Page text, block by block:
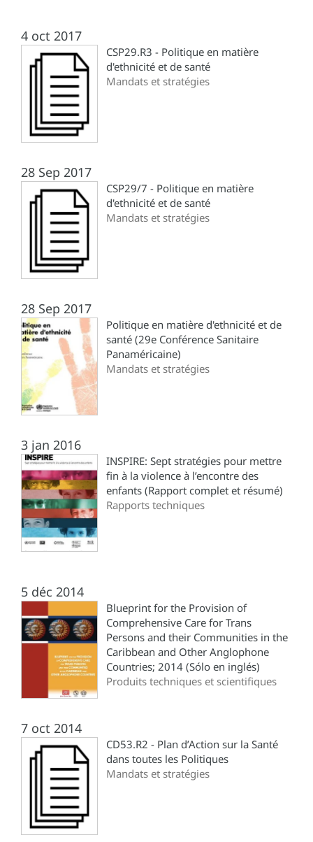
4 oct 2017
CSP29.R3 - Politique en matière
d'ethnicité et de santé
Mandats et stratégies
28 Sep 2017
CSP29/7 - Politique en matière
d'ethnicité et de santé
Mandats et stratégies
28 Sep 2017
Politique en matière d'ethnicité et de
santé (29e Conférence Sanitaire
Panaméricaine)
Mandats et stratégies
3 jan 2016
INSPIRE: Sept stratégies pour mettre
fin à la violence à l’encontre des
enfants (Rapport complet et résumé)
Rapports techniques
5 déc 2014
Blueprint for the Provision of
Comprehensive Care for Trans
Persons and their Communities in the
Caribbean and Other Anglophone
Countries; 2014 (Sólo en inglés)
Produits techniques et scientifiques
7 oct 2014
CD53.R2 - Plan d’Action sur la Santé
dans toutes les Politiques
Mandats et stratégies